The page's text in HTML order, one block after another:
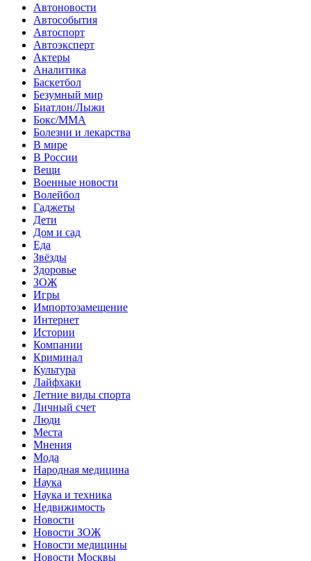
Автоновости
Автособытия
Автоспорт
Автоэксперт
Актеры
Аналитика
Баскетбол
Безумный мир
Биатлон/Лыжи
Бокс/MMA
Болезни и лекарства
В мире
В России
Вещи
Военные новости
Волейбол
Гаджеты
Дети
Дом и сад
Еда
Звёзды
Здоровье
ЗОЖ
Игры
Импортозамещение
Интернет
Истории
Компании
Криминал
Культура
Лайфхаки
Летние виды спорта
Личный счет
Люди
Места
Мнения
Мода
Народная медицина
Наука
Наука и техника
Недвижимость
Новости
Новости ЗОЖ
Новости медицины
Новости Москвы